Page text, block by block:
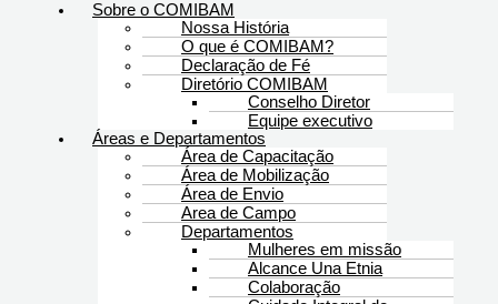
Sobre o COMIBAM
Nossa História
O que é COMIBAM?
Declaração de Fé
Diretório COMIBAM
Conselho Diretor
Equipe executivo
Áreas e Departamentos
Área de Capacitação
Área de Mobilização
Área de Envio
Area de Campo
Departamentos
Mulheres em missão
Alcance Una Etnia
Colaboração